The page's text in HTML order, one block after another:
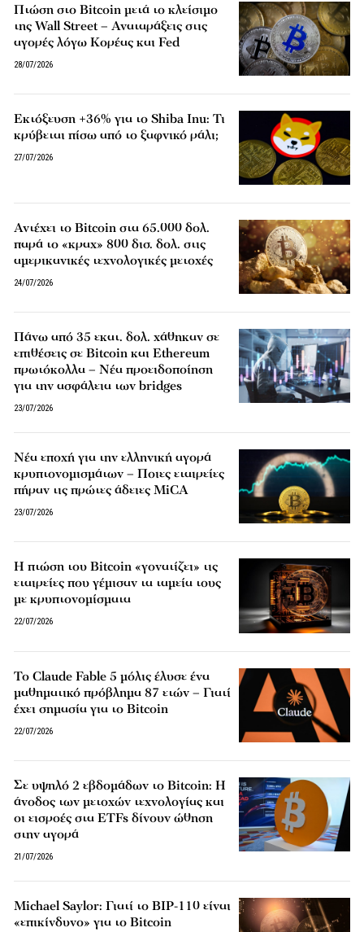
Πτώση στο Bitcoin μετά το κλείσιμο
της Wall Street – Αναταράξεις στις
αγορές λόγω Κορέας και Fed
28/07/2026
Εκτόξευση +36% για το Shiba Inu: Τι
κρύβεται πίσω από το ξαφνικό ράλι;
27/07/2026
Αντέχει το Bitcoin στα 65.000 δολ.
παρά το «κραχ» 800 δισ. δολ. στις
αμερικανικές τεχνολογικές μετοχές
24/07/2026
Πάνω από 35 εκατ. δολ. χάθηκαν σε
επιθέσεις σε Bitcoin και Ethereum
πρωτόκολλα – Νέα προειδοποίηση
για την ασφάλεια των bridges
23/07/2026
Νέα εποχή για την ελληνική αγορά
κρυπτονομισμάτων – Ποιες εταιρείες
πήραν τις πρώτες άδειες MiCA
23/07/2026
Η πτώση του Bitcoin «γονατίζει» τις
εταιρείες που γέμισαν τα ταμεία τους
με κρυπτονομίσματα
22/07/2026
Το Claude Fable 5 μόλις έλυσε ένα
μαθηματικό πρόβλημα 87 ετών – Γιατί
έχει σημασία για το Bitcoin
22/07/2026
Σε υψηλό 2 εβδομάδων το Bitcoin: Η
άνοδος των μετοχών τεχνολογίας και
οι εισροές στα ETFs δίνουν ώθηση
στην αγορά
21/07/2026
Michael Saylor: Γιατί το BIP-110 είναι
«επικίνδυνο» για το Bitcoin